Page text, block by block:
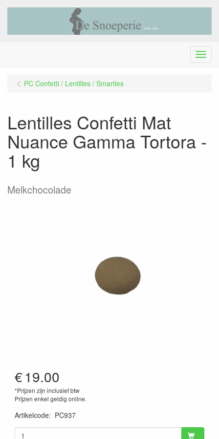
Menu
PC Confetti / Lentilles / Smarties
Lentilles Confetti Mat
Nuance Gamma Tortora -
1 kg
Melkchocolade
€19.00
*Prijzen zijn inclusief btw
Prijzen enkel geldig online.
Artikelcode: PC937